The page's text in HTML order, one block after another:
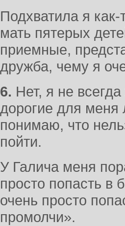
Подхватила я
мать пятерых
приемные,
дружба, чему я
6. Нет, я не
дорогие для меня
понимаю, что
пойти.
У Галича меня
просто попасть в
очень просто
промолчи».